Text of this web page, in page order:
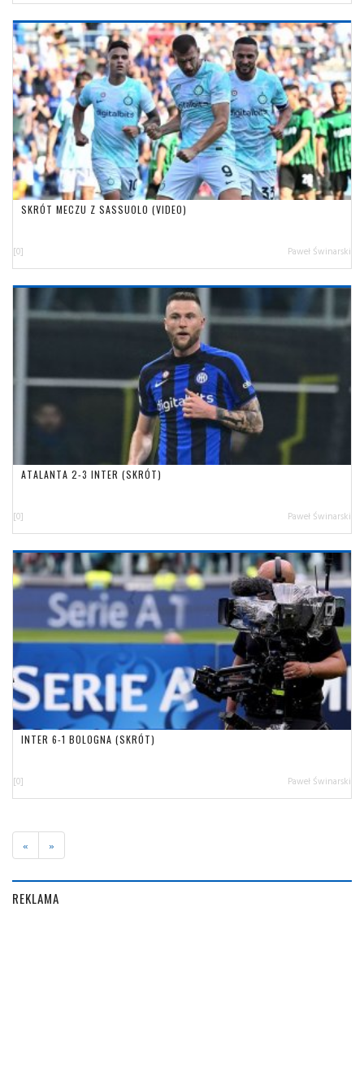
SKRÓT MECZU Z SASSUOLO (VIDEO)
[0] Paweł Świnarski
ATALANTA 2-3 INTER (SKRÓT)
[0] Paweł Świnarski
INTER 6-1 BOLOGNA (SKRÓT)
[0] Paweł Świnarski
« »
REKLAMA